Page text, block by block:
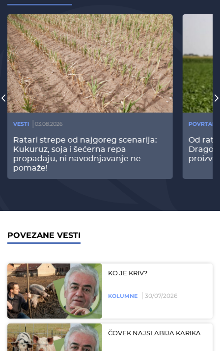
VESTI 03.08.2026
Ratari strepe od najgoreg scenarija:
Kukuruz, soja i šećerna repa
propadaju, ni navodnjavanje ne
pomaže!
Od
POVEZANE VESTI
KO JE KRIV?
KOLUMNE 30/07/2026
ČOVEK NAJSLABIJA KARIKA